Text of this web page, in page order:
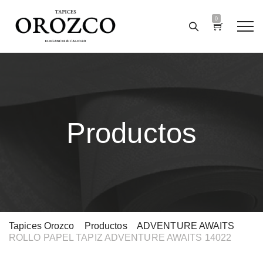
0
Productos
Tapices Orozco Productos> ADVENTURE AWAITS
ROLLO PAPEL TAPIZ ADVENTURE AWAITS 14022